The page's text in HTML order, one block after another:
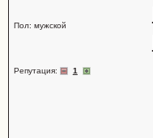
Пол: мужской
Репутация: 1